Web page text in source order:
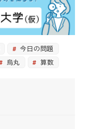
今日の問題
烏丸 算数